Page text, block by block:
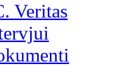
Veritas